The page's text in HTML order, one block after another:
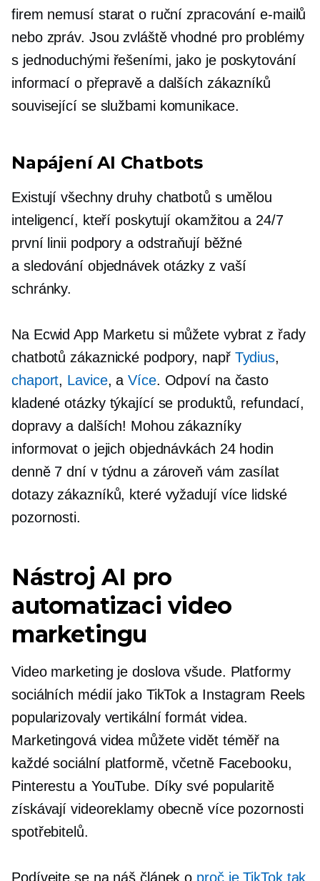
firem nemusí starat o ruční zpracování e-mailů
nebo zpráv. Jsou zvláště vhodné pro problémy
s jednoduchými řešeními, jako je poskytování
informací o přepravě a dalších zákazníků
související se službamikomunikace.
Napájení AI Chatbots
Existují všechny druhy chatbotů s umělou
inteligencí, kteří poskytují okamžitou a 24/7
první linii podpory a odstraňují běžné
a sledování objednávekotázky z vaší
schránky.
Na Ecwid App Marketu si můžete vybrat z řady
chatbotů zákaznické podpory, např Tydius,
chaport, Lavice, aVíce. Odpoví na často
kladené otázky týkající se produktů, refundací,
dopravy a dalších! Mohou zákazníky
informovat o jejich objednávkách 24 hodin
denně 7 dní v týdnu a zároveň vám zasílat
dotazy zákazníků, které vyžadují více lidské
pozornosti.
Nástroj AI pro
automatizaci video
marketingu
Video marketing je doslova všude. Platformy
sociálních médií jako TikTok a Instagram Reels
popularizovaly vertikální formát videa.
Marketingová videa můžete vidět téměř na
každé sociální platformě, včetně Facebooku,
Pinterestu a YouTube. Díky své popularitě
získávají videoreklamy obecně více pozornosti
spotřebitelů.
Podívejte se na náš článek o proč je TikTok tak